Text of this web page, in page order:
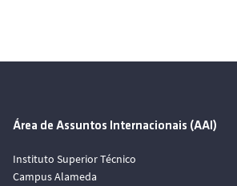
Área de Assuntos Internacionais (AAI)
Instituto Superior Técnico
Campus Alameda